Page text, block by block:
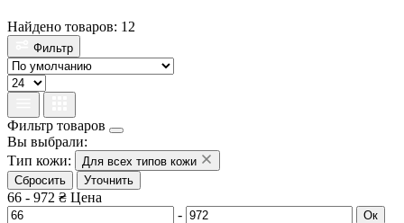
Найдено товаров: 12
Фильтр
Фильтр товаров
Вы выбрали:
Тип кожи:
Для всех типов кожи
Сбросить
Уточнить
66 - 972 ₴ Цена
-
Ок